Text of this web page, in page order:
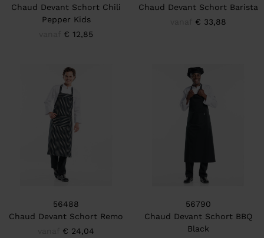
Chaud Devant Schort Chili
Pepper Kids
€ 12,85
Chaud Devant Schort Barista
€ 33,88
56488
Chaud Devant Schort Remo
€ 24,04
56790
Chaud Devant Schort BBQ
Black